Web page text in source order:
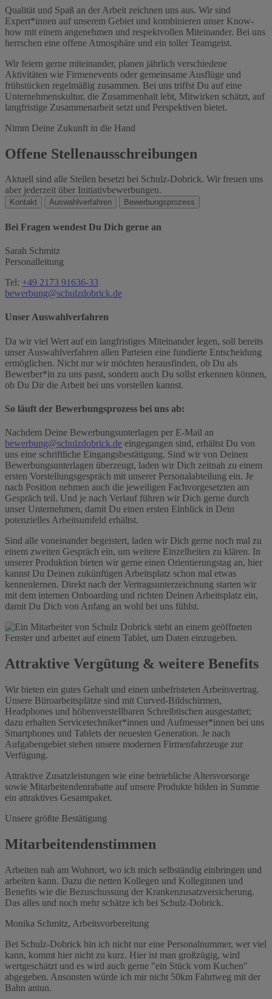
Qualität und Spaß an der Arbeit zeichnen uns aus. Wir sind
Expert*innen auf unserem Gebiet und kombinieren unser Know-
how mit einem angenehmen und respektvollen Miteinander. Bei uns
herrschen eine offene Atmosphäre und ein toller Teamgeist.
Wir feiern gerne miteinander, planen jährlich verschiedene
Aktivitäten wie Firmenevents oder gemeinsame Ausflüge und
frühstücken regelmäßig zusammen. Bei uns triffst Du auf eine
Unternehmenskultur, die Zusammenhalt lebt, Mitwirken schätzt, auf
langfristige Zusammenarbeit setzt und Perspektiven bietet.
Nimm Deine Zukunft in die Hand
Offene Stellenausschreibungen
Aktuell sind alle Stellen besetzt bei Schulz-Dobrick. Wir freuen uns
aber jederzeit über Initiativbewerbungen.
Kontakt Auswahlverfahren Bewerbungsprozess
Bei Fragen wendest Du Dich gerne an
Sarah Schmitz
Personalleitung
Tel: +49 2173 91636-33
bewerbung@schulzdobrick.de
Unser Auswahlverfahren
Da wir viel Wert auf ein langfristiges Miteinander legen, soll bereits
unser Auswahlverfahren allen Parteien eine fundierte Entscheidung
ermöglichen. Nicht nur wir möchten herausfinden, ob Du als
Bewerber*in zu uns passt, sondern auch Du sollst erkennen können,
ob Du Dir die Arbeit bei uns vorstellen kannst.
So läuft der Bewerbungsprozess bei uns ab:
Nachdem Deine Bewerbungsunterlagen per E-Mail an
bewerbung@schulzdobrick.de eingegangen sind, erhältst Du von
uns eine schriftliche Eingangsbestätigung. Sind wir von Deinen
Bewerbungsunterlagen überzeugt, laden wir Dich zeitnah zu einem
ersten Vorstellungsgespräch mit unserer Personalabteilung ein. Je
nach Position nehmen auch die jeweiligen Fachvorgesetzten am
Gespräch teil. Und je nach Verlauf führen wir Dich gerne durch
unser Unternehmen, damit Du einen ersten Einblick in Dein
potenzielles Arbeitsumfeld erhältst.
Sind alle voneinander begeistert, laden wir Dich gerne noch mal zu
einem zweiten Gespräch ein, um weitere Einzelheiten zu klären. In
unserer Produktion bieten wir gerne einen Orientierungstag an, hier
kannst Du Deinen zukünftigen Arbeitsplatz schon mal etwas
kennenlernen. Direkt nach der Vertragsunterzeichnung starten wir
mit dem internen Onboarding und richten Deinen Arbeitsplatz ein,
damit Du Dich von Anfang an wohl bei uns fühlst.
Attraktive Vergütung & weitere Benefits
Wir bieten ein gutes Gehalt und einen unbefristeten Arbeitsvertrag.
Unsere Büroarbeitsplätze sind mit Curved-Bildschirmen,
Headphones und höhenverstellbaren Schreibtischen ausgestattet;
dazu erhalten Servicetechniker*innen und Aufmesser*innen bei uns
Smartphones und Tablets der neuesten Generation. Je nach
Aufgabengebiet stehen unsere modernen Firmenfahrzeuge zur
Verfügung.
Attraktive Zusatzleistungen wie eine betriebliche Altersvorsorge
sowie Mitarbeitendenrabatte auf unsere Produkte bilden in Summe
ein attraktives Gesamtpaket.
Unsere größte Bestätigung
Mitarbeitendenstimmen
Arbeiten nah am Wohnort, wo ich mich selbständig einbringen und
arbeiten kann. Dazu die netten Kollegen und Kolleginnen und
Benefits wie die Bezuschussung der Krankenzusatzversicherung.
Das alles und noch mehr schätze ich bei Schulz-Dobrick.
Monika Schmitz, Arbeitsvorbereitung
Bei Schulz-Dobrick bin ich nicht nur eine Personalnummer, wer viel
kann, kommt hier nicht zu kurz. Hier ist man großzügig, wird
wertgeschätzt und es wird auch gerne "ein Stück vom Kuchen"
abgegeben. Ansonsten würde ich mir nicht 50km Fahrtweg mit der
Bahn antun.